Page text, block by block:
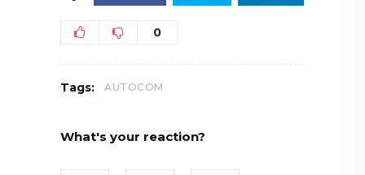
0
Tags: AUTOCOM
What's your reaction?